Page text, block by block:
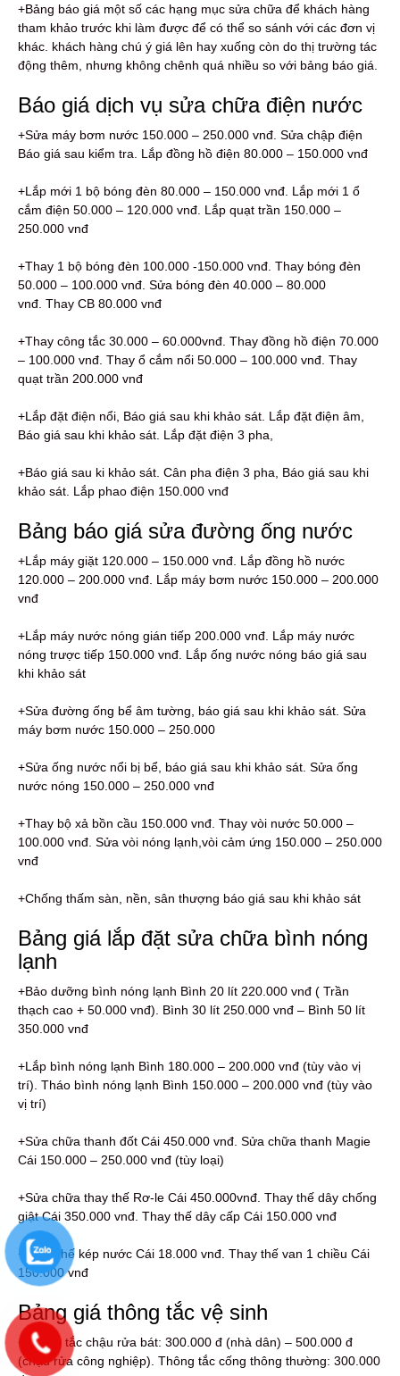
+Bảng báo giá một số các hạng mục sửa chữa để khách hàng
tham khảo trước khi làm được để có thể so sánh với các đơn vị
khác. khách hàng chú ý giá lên hay xuống còn do thị trường tác
động thêm, nhưng không chênh quá nhiều so với bảng báo giá.
Báo giá dịch vụ sửa chữa điện nước
+Sửa máy bơm nước 150.000 – 250.000 vnđ. Sửa chập điện
Báo giá sau kiểm tra. Lắp đồng hồ điện 80.000 – 150.000 vnđ
+Lắp mới 1 bộ bóng đèn 80.000 – 150.000 vnđ. Lắp mới 1 ổ
cắm điện 50.000 – 120.000 vnđ. Lắp quạt trần 150.000 –
250.000 vnđ
+Thay 1 bộ bóng đèn 100.000 -150.000 vnđ. Thay bóng đèn
50.000 – 100.000 vnđ. Sửa bóng đèn 40.000 – 80.000
vnđ. Thay CB 80.000 vnđ
+Thay công tắc 30.000 – 60.000vnđ. Thay đồng hồ điện 70.000
– 100.000 vnđ. Thay ổ cắm nổi 50.000 – 100.000 vnđ. Thay
quạt trần 200.000 vnđ
+Lắp đặt điện nổi, Báo giá sau khi khảo sát. Lắp đặt điện âm,
Báo giá sau khi khảo sát. Lắp đặt điện 3 pha,
+Báo giá sau ki khảo sát. Cân pha điện 3 pha, Báo giá sau khi
khảo sát. Lắp phao điện 150.000 vnđ
Bảng báo giá sửa đường ống nước
+Lắp máy giặt 120.000 – 150.000 vnđ. Lắp đồng hồ nước
120.000 – 200.000 vnđ. Lắp máy bơm nước 150.000 – 200.000
vnđ
+Lắp máy nước nóng gián tiếp 200.000 vnđ. Lắp máy nước
nóng trược tiếp 150.000 vnđ. Lắp ống nước nóng báo giá sau
khi khảo sát
+Sửa đường ống bể âm tường, báo giá sau khi khảo sát. Sửa
máy bơm nước 150.000 – 250.000
+Sửa ống nước nổi bị bể, báo giá sau khi khảo sát. Sửa ống
nước nóng 150.000 – 250.000 vnđ
+Thay bộ xả bồn cầu 150.000 vnđ. Thay vòi nước 50.000 –
100.000 vnđ. Sửa vòi nóng lạnh,vòi cảm ứng 150.000 – 250.000
vnđ
+Chống thấm sàn, nền, sân thượng báo giá sau khi khảo sát
Bảng giá lắp đặt sửa chữa bình nóng
lạnh
+Bảo dưỡng bình nóng lạnh Bình 20 lít 220.000 vnđ ( Trần
thạch cao + 50.000 vnđ). Bình 30 lít 250.000 vnđ – Bình 50 lít
350.000 vnđ
+Lắp bình nóng lạnh Bình 180.000 – 200.000 vnđ (tùy vào vị
trí). Tháo bình nóng lạnh Bình 150.000 – 200.000 vnđ (tùy vào
vị trí)
+Sửa chữa thanh đốt Cái 450.000 vnđ. Sửa chữa thanh Magie
Cái 150.000 – 250.000 vnđ (tùy loại)
+Sửa chữa thay thế Rơ-le Cái 450.000vnđ. Thay thế dây chống
giật Cái 350.000 vnđ. Thay thế dây cấp Cái 150.000 vnđ
+Thay thế kép nước Cái 18.000 vnđ. Thay thế van 1 chiều Cái
150.000 vnđ
Bảng giá thông tắc vệ sinh
+Thông tắc chậu rửa bát: 300.000 đ (nhà dân) – 500.000 đ
(chậu rửa công nghiệp). Thông tắc cống thông thường: 300.000